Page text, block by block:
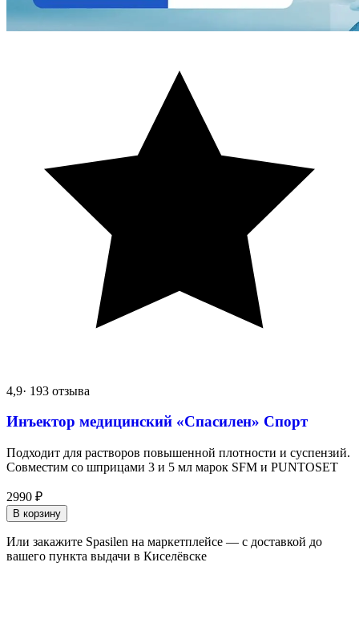
4,9· 193 отзыва
Инъектор медицинский «Спасилен» Спорт
Подходит для растворов повышенной плотности и суспензий.
Совместим со шприцами 3 и 5 мл марок SFM и PUNTOSET
2990 ₽
В корзину
Или закажите Spasilen на маркетплейсе — с доставкой до
вашего пункта выдачи в Киселёвске